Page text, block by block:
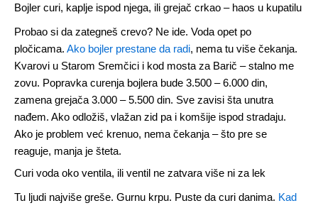
Bojler curi, kaplje ispod njega, ili grejač crkao – haos u kupatilu
Probao si da zategneš crevo? Ne ide. Voda opet po
pločicama. Ako bojler prestane da radi, nema tu više čekanja.
Kvarovi u Starom Sremčici i kod mosta za Barič – stalno me
zovu. Popravka curenja bojlera bude 3.500 – 6.000 din,
zamena grejača 3.000 – 5.500 din. Sve zavisi šta unutra
nađem. Ako odložiš, vlažan zid pa i komšije ispod stradaju.
Ako je problem već krenuo, nema čekanja – što pre se
reaguje, manja je šteta.
Curi voda oko ventila, ili ventil ne zatvara više ni za lek
Tu ljudi najviše greše. Gurnu krpu. Puste da curi danima. Kad